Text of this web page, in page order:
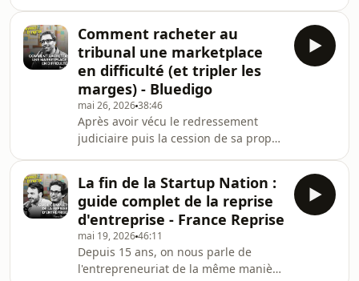
plus tôt que pr
boulangerie de quartier à Nantes.
L’emplacement est stratégique, mais
le potentiel est largement sous-
exploité. Il ferme pendant deux mois
pour tout rénover et imposer sa vision
: du 100% fait maison, du pain au
levain et des produits
iconiques.Immédiatement,
Comment racheter au
tribunal une marketplace
en difficulté (et tripler les
marges) - Bluedigo
mai 26, 202638:46
Après avoir vécu le redressement
judiciaire puis la cession de sa propre
boîte après sa reprise, Younes El
Hajjami se lance dans la reprise
d'entreprise. Il jette son dévolu sur
Bluedigo, une marketplace de
mobilier de bureau reconditionné
réalisant 4 millions d'euros de chiffre
La fin de la Startup Nation :
guide complet de la reprise
d'entreprise - France Reprise
mai 19, 202646:11
Depuis 15 ans, on nous parle de
l'entrepreneuriat de la même manière